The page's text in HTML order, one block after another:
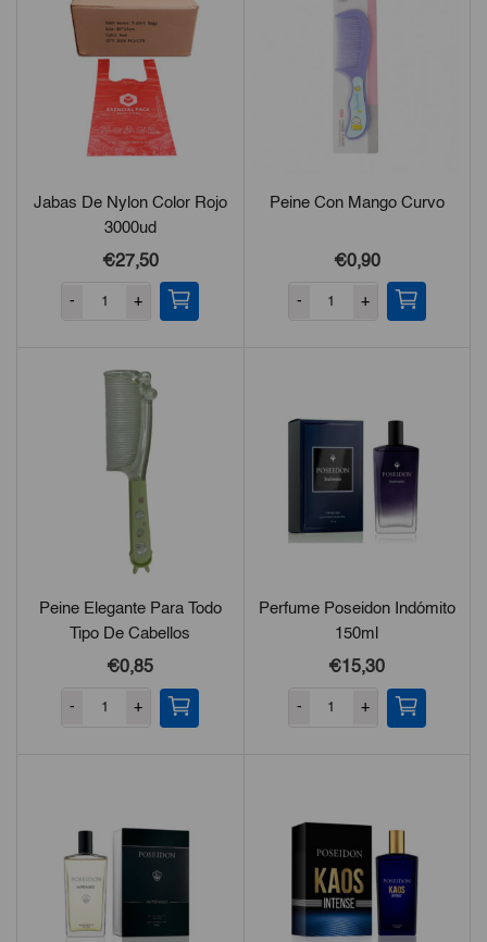
Jabas De Nylon Color Rojo
3000ud
€27,50
- +
Peine Con Mango Curvo
€0,90
- +
Peine Elegante Para Todo
Tipo De Cabellos
€0,85
- +
Perfume Poseidon Indómito
150ml
€15,30
- +